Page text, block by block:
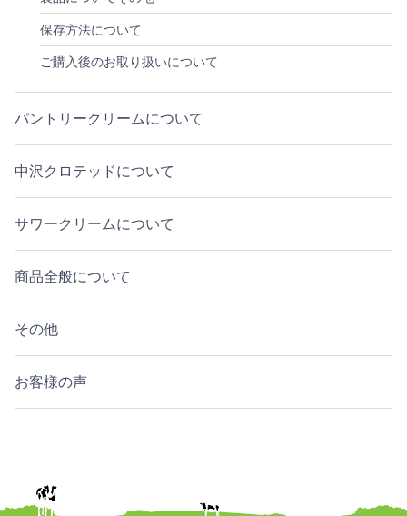
保存方法について
ご購入後のお取り扱いについて
パントリークリームについて
中沢クロテッドについて
サワークリームについて
商品全般について
その他
お客様の声